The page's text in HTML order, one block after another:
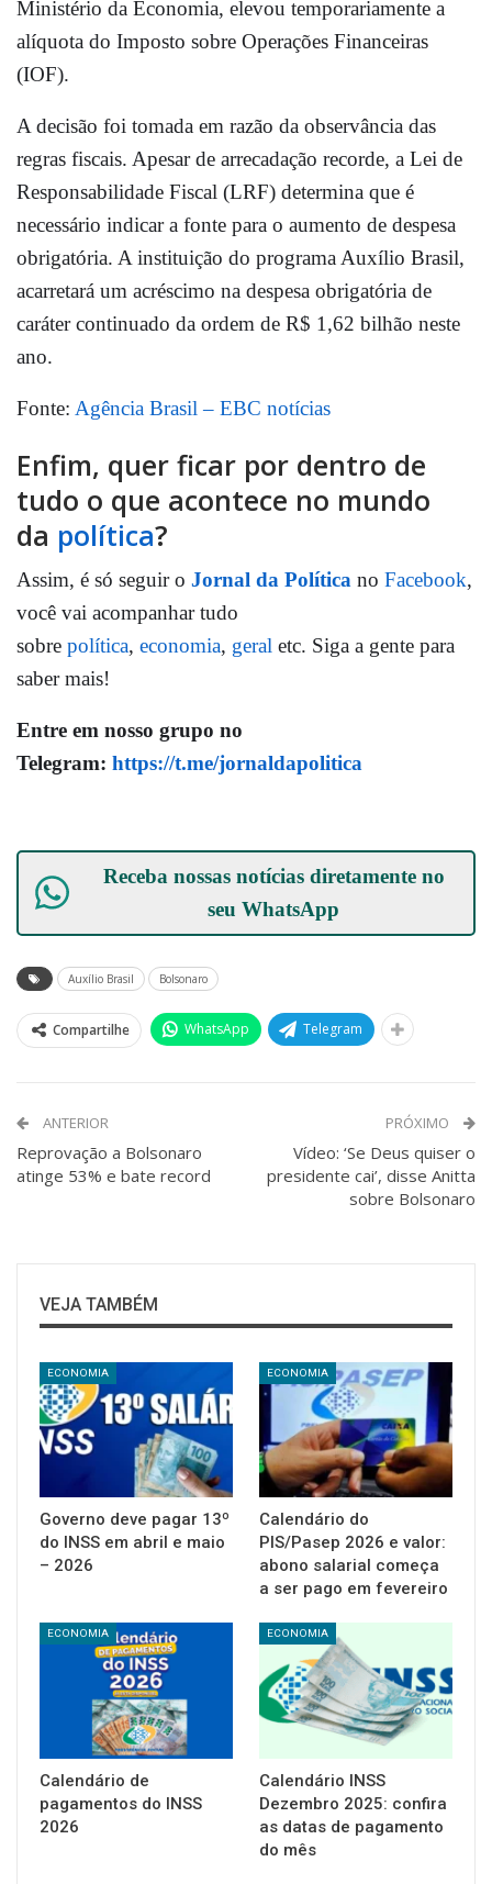
Ministério da Economia, elevou temporariamente a
alíquota do Imposto sobre Operações Financeiras
(IOF).
A decisão foi tomada em razão da observância das
regras fiscais. Apesar de arrecadação recorde, a Lei de
Responsabilidade Fiscal (LRF) determina que é
necessário indicar a fonte para o aumento de despesa
obrigatória. A instituição do programa Auxílio Brasil,
acarretará um acréscimo na despesa obrigatória de
caráter continuado da ordem de R$ 1,62 bilhão neste
ano.
Fonte: Agência Brasil – EBC notícias
Enfim, quer ficar por dentro de
tudo o que acontece no mundo
da política?
Assim, é só seguir o Jornal da Política no Facebook,
você vai acompanhar tudo
sobre política, economia, geral etc. Siga a gente para
saber mais!
Entre em nosso grupo no
Telegram: https://t.me/jornaldapolitica
Receba nossas notícias diretamente no
seuWhatsApp
Auxílio Brasil Bolsonaro
Compartilhe WhatsApp Telegram
ANTERIOR
Reprovação a Bolsonaro
atinge 53% e bate record
PRÓXIMO
Vídeo: ‘Se Deus quiser o
presidente cai’, disse Anitta
sobre Bolsonaro
VEJA TAMBÉM
ECONOMIA
Governo deve pagar 13º
do INSS em abril e maio
– 2026
ECONOMIA
Calendário do
PIS/Pasep 2026 e valor:
abono salarial começa
a ser pago em fevereiro
ECONOMIA
Calendário de
pagamentos do INSS
2026
ECONOMIA
Calendário INSS
Dezembro 2025: confira
as datas de pagamento
do mês